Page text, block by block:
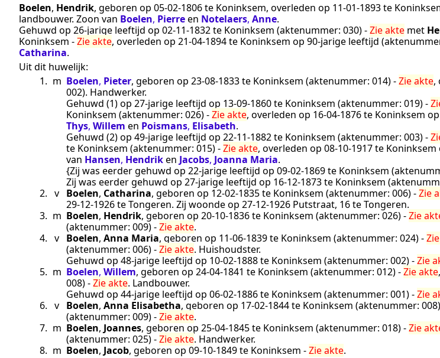
Boelen, Hendrik, geboren op 05‑02‑1806te Koninksem, overleden op 11‑01‑1893te
landbouwer. Zoon van Boelen, Pierreen Notelaers, Anne.
Gehuwd op 26-jarige leeftijd op 02‑11‑1832te Koninksem (aktenummer: 030) -Zie akte met
Koninksem -Zie akte, overleden op 21‑04‑1894te Koninksem op 90-jarige leeftijd
Catharina.
Uit dit huwelijk:
1. m Boelen, Pieter, geboren op 23‑08‑1833te Koninksem (aktenummer: 014) -Zie akte,
002). Handwerker.
Gehuwd (1) op 27-jarige leeftijd op 13‑09‑1860te Koninksem (aktenummer: 019) -
Koninksem (aktenummer: 026) -Zie akte, overleden op 16‑04‑1876te Koninksem
Thys, Willem en Poismans, Elisabeth.
Gehuwd (2) op 49-jarige leeftijd op 22‑11‑1882te Koninksem (aktenummer: 003) -
te Koninksem (aktenummer: 015) -Zie akte, overleden op 08‑10‑1917te Koninksem
van Hansen, Hendriken Jacobs, Joanna Maria.
{Zij was eerder gehuwd op 22-jarige leeftijd op 09‑02‑1869te Koninksem
Zij was eerder gehuwd op 27-jarige leeftijd op 16‑12‑1873te Koninksem
2. v Boelen, Catharina, geboren op 12‑02‑1835te Koninksem (aktenummer: 006) -Zie
29‑12‑1926teTongeren. Zij woonde op 27‑12‑1926 Putstraat, 16 teTongeren.
3. m Boelen, Hendrik, geboren op 20‑10‑1836te Koninksem (aktenummer: 026) -Zie
(aktenummer: 009) -Zie akte.
4. v Boelen, Anna Maria, geboren op 11‑06‑1839te Koninksem (aktenummer: 024) -
(aktenummer: 006) -Zie akte. Huishoudster.
Gehuwd op 48-jarige leeftijd op 10‑02‑1888te Koninksem (aktenummer: 002) -Zie
5. m Boelen, Willem, geboren op 24‑04‑1841 te Koninksem (aktenummer: 012) -Zie akte
008) -Zie akte. Landbouwer.
Gehuwd op 44-jarige leeftijd op 06‑02‑1886te Koninksem (aktenummer: 001) -Zie
6. v Boelen, Anna Elisabetha, geboren op 17‑02‑1844te Koninksem (aktenummer: 008
(aktenummer: 009) -Zie akte.
7. m Boelen, Joannes, geboren op 25‑04‑1845te Koninksem (aktenummer: 018) -Zie
(aktenummer: 025) -Zie akte. Handwerker.
8. m Boelen, Jacob, geboren op 09‑10‑1849te Koninksem -Zie akte.